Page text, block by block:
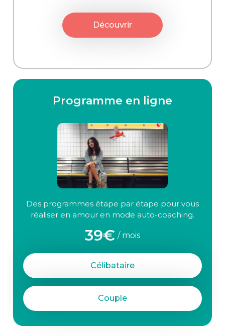
Découvrir
Programme en ligne
Des programmes étape par étape pour vous
réaliser en amour en mode auto-coaching.
39€ / mois
Célibataire
Couple